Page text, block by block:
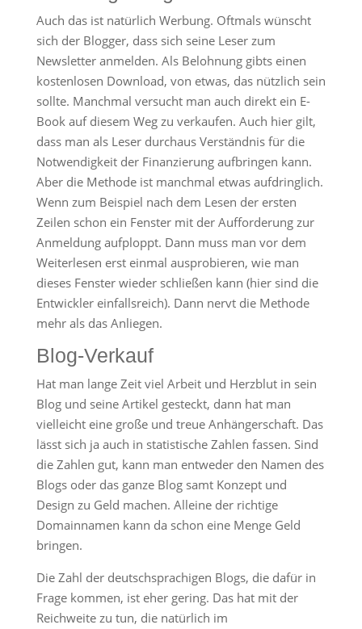
Auch das ist natürlich Werbung. Oftmals wünscht
sich der Blogger, dass sich seine Leser zum
Newsletter anmelden. Als Belohnung gibts einen
kostenlosen Download, von etwas, das nützlich sein
sollte. Manchmal versucht man auch direkt ein E-
Book auf diesem Weg zu verkaufen. Auch hier gilt,
dass man als Leser durchaus Verständnis für die
Notwendigkeit der Finanzierung aufbringen kann.
Aber die Methode ist manchmal etwas aufdringlich.
Wenn zum Beispiel nach dem Lesen der ersten
Zeilen schon ein Fenster mit der Aufforderung zur
Anmeldung aufploppt. Dann muss man vor dem
Weiterlesen erst einmal ausprobieren, wie man
dieses Fenster wieder schließen kann (hier sind die
Entwickler einfallsreich). Dann nervt die Methode
mehr als das Anliegen.
Blog-Verkauf
Hat man lange Zeit viel Arbeit und Herzblut in sein
Blog und seine Artikel gesteckt, dann hat man
vielleicht eine große und treue Anhängerschaft. Das
lässt sich ja auch in statistische Zahlen fassen. Sind
die Zahlen gut, kann man entweder den Namen des
Blogs oder das ganze Blog samt Konzept und
Design zu Geld machen. Alleine der richtige
Domainnamen kann da schon eine Menge Geld
bringen.
Die Zahl der deutschsprachigen Blogs, die dafür in
Frage kommen, ist eher gering. Das hat mit der
Reichweite zu tun, die natürlich im